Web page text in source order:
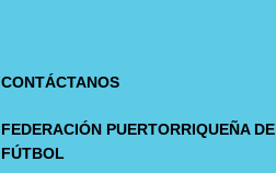
CONTÁCTANOS
FEDERACIÓN PUERTORRIQUEÑA DE
FÚTBOL